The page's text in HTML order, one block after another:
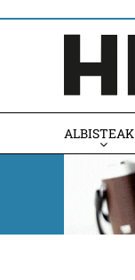
ALBISTEAK